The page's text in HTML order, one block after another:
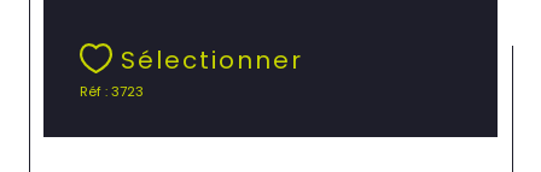
Sélectionner
Réf : 3723